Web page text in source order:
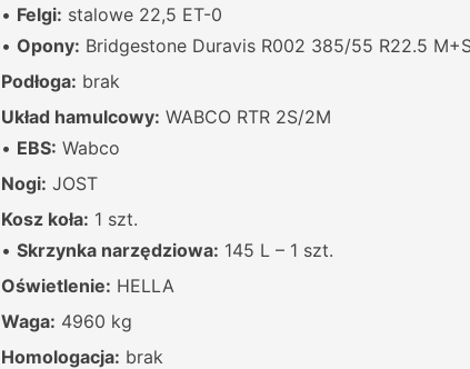
• Felgi: stalowe 22,5 ET-0
• Opony: Bridgestone Duravis R002 385/55 R22.5
Podłoga: brak
Układ hamulcowy: WABCO RTR 2S/2M
• EBS: Wabco
Nogi: JOST
Kosz koła: 1 szt.
• Skrzynka narzędziowa: 145 L – 1 szt.
Oświetlenie: HELLA
Waga: 4960 kg
Homologacja: brak